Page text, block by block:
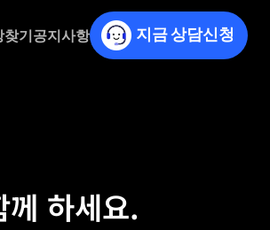
하세요.
찾기공지사항 지금 상담신청